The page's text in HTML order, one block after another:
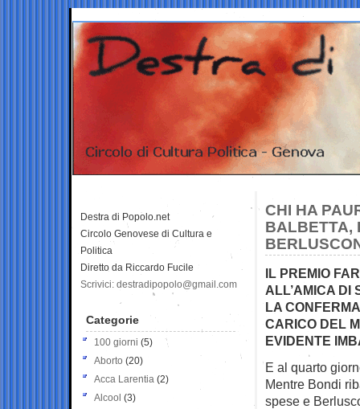
CHI HA
BALBETTA,
IL PREMIO
ALL’AMICA DI
LA
CARICO DEL
EVIDENTE
E al quarto
Mentre Bondi
spese e
Destra di Popolo.net
Circolo Genovese di Cultura e
Politica
Diretto da Riccardo Fucile
Scrivici: destradipopolo@gmail.com
Categorie
100 giorni (5)
Aborto (20)
Acca Larentia (2)
Alcool (3)